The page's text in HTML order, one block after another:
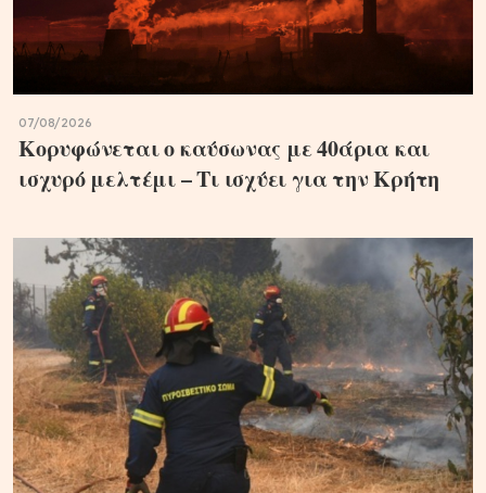
07/08/2026
Κορυφώνεται ο καύσωνας με 40άρια και
ισχυρό μελτέμι – Τι ισχύει για την Κρήτη